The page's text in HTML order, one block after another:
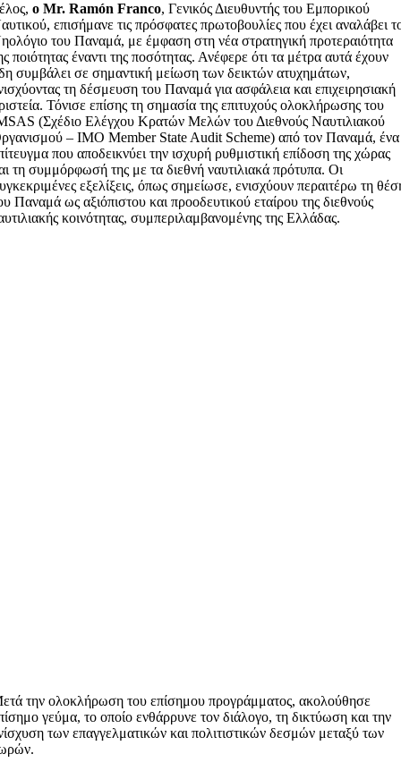
ο Mr. Ramón Franco, Γενικός Διευθυντής του Εμπορικού
επισήμανε τις πρόσφατες πρωτοβουλίες που έχει αναλάβει
του Παναμά, με έμφαση στη νέα στρατηγική προτεραιότητα
ποιότητας έναντι της ποσότητας. Ανέφερε ότι τα μέτρα αυτά έχουν
συμβάλει σε σημαντική μείωση των δεικτών ατυχημάτων,
τη δέσμευση του Παναμά για ασφάλεια και επιχειρησιακή
Τόνισε επίσης τη σημασία της επιτυχούς ολοκλήρωσης του
(Σχέδιο Ελέγχου Κρατών Μελών του Διεθνούς Ναυτιλιακού
– IMO Member State Audit Scheme) από τον Παναμά, ένα
που αποδεικνύει την ισχυρή ρυθμιστική επίδοση της χώρας
τη συμμόρφωσή της με τα διεθνή ναυτιλιακά πρότυπα. Οι
εξελίξεις, όπως σημείωσε, ενισχύουν περαιτέρω τη
Παναμά ως αξιόπιστου και προοδευτικού εταίρου της διεθνούς
κοινότητας, συμπεριλαμβανομένης της Ελλάδας.
την ολοκλήρωση του επίσημου προγράμματος, ακολούθησε
γεύμα, το οποίο ενθάρρυνε τον διάλογο, τη δικτύωση και την
των επαγγελματικών και πολιτιστικών δεσμών μεταξύ των